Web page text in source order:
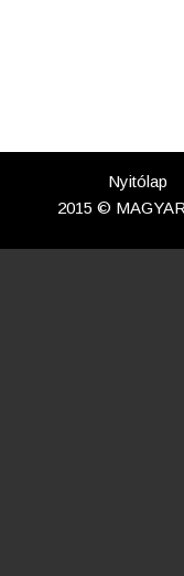
Nyitólap
2015 ©